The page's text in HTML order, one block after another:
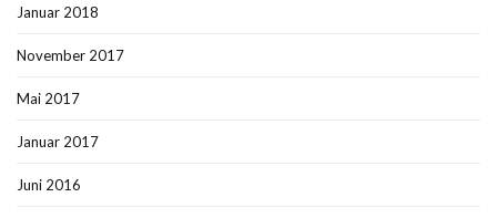
Januar 2018
November 2017
Mai 2017
Januar 2017
Juni 2016